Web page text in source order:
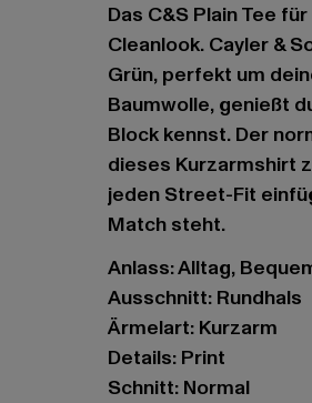
Das C&S Plain Tee
Cleanlook. Cayler &
Grün, perfekt um
Baumwolle, genießt
Block kennst. Der
dieses Kurzarmshirt
jeden Street-Fit
Match steht.
Anlass: Alltag,
Ausschnitt: Rundhals
Ärmelart: Kurzarm
Details: Print
Schnitt: Normal